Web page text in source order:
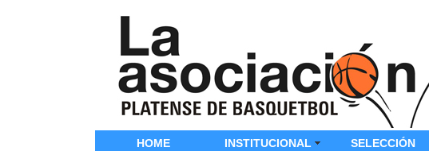
HOME INSTITUCIONAL SELECCIÓN